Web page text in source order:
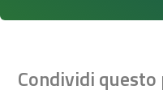
Condividi